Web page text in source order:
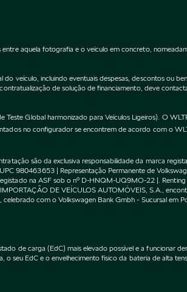
aquela fotografia e o veículo em concreto,
veículo, incluindo eventuais despesas, descontos ou
de solução de financiamento, deve
Global harmonizado para Veículos Ligeiros). O
no configurador se encontrem de acordo com o
são da exclusiva responsabilidade da marca
980463653 | Representação Permanente de
na ASF sob o nº D-HNQM-UQ9MO-22 |.
DE VEÍCULOS AUTOMÓVEIS, S.A.,
com o Volkswagen Bank Gmbh - Sucursal em
de carga (EdC) mais elevado possível e a funcionar
seu EdC e o envelhecimento físico da bateria de alta